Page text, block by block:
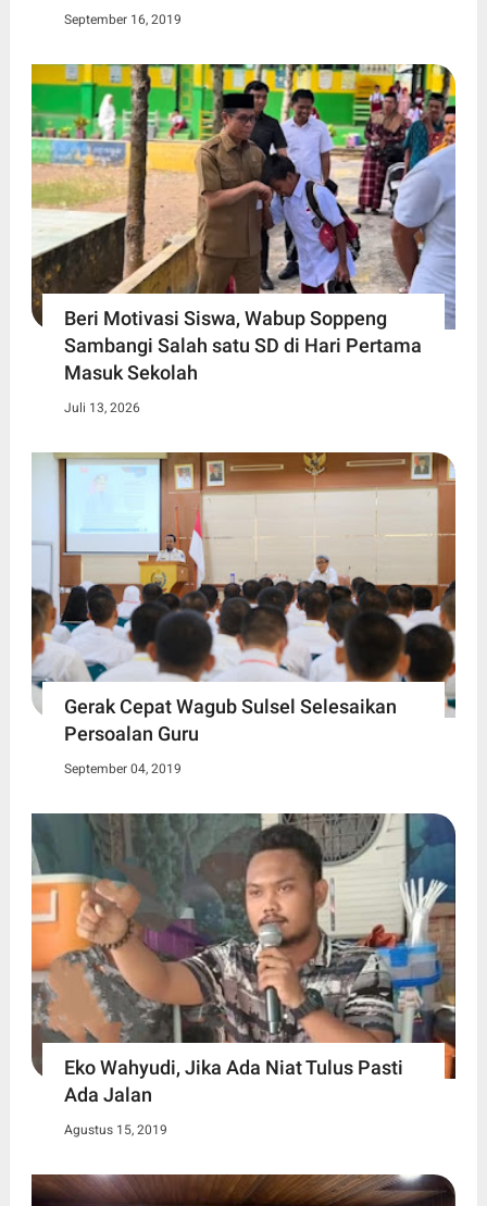
September 16, 2019
Beri Motivasi Siswa, Wabup Soppeng
Sambangi Salah satu SD di Hari Pertama
Masuk Sekolah
Juli 13, 2026
Gerak Cepat Wagub Sulsel Selesaikan
Persoalan Guru
September 04, 2019
Eko Wahyudi, Jika Ada Niat Tulus Pasti
Ada Jalan
Agustus 15, 2019